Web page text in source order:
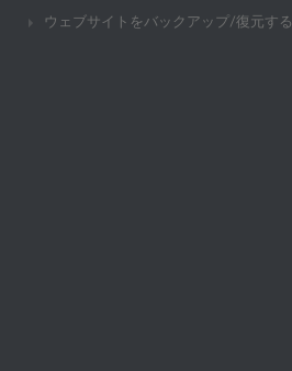
ウェブサイトをバックアップ/復元する